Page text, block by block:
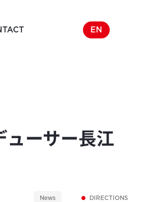
EN
ューサー長江
News DIRECTIONS